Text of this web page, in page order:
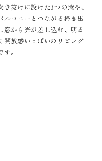
き抜けに設けた3つの窓や、
ルコニーとつながる掃き出
窓から光が差し込む、明る
く開放感いっぱいのリビング
す。